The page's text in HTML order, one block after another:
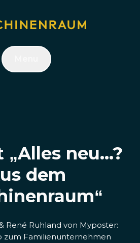
„Alles neu...?
dem
René Ruhland von Myposter:
zum Familienunternehmen